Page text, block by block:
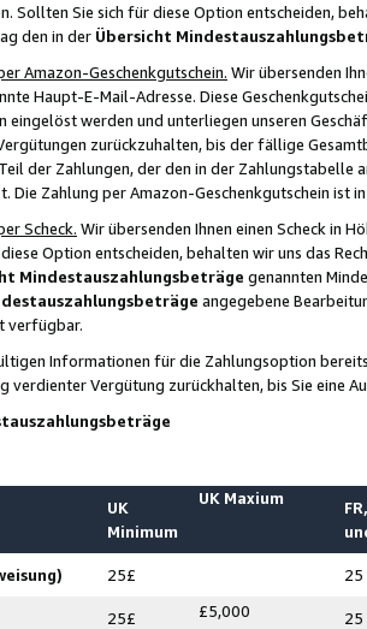
Sollten Sie sich für diese Option entscheiden,
den in der Übersicht
Amazon-Geschenkgutschein. Wir übersenden
Haupt-E-Mail-Adresse. Diese
eingelöst werden und unterliegen unseren
zurückzuhalten, bis der fällige
der Zahlungen, der den in der
Die Zahlung per Amazon-Geschenkgutschein ist
Scheck. Wir übersenden Ihnen einen Scheck in
Option entscheiden, behalten wir uns das
Mindestauszahlungsbeträge genannten
angegebene
verfügbar.
Informationen für die Zahlungsoption
verdienter Vergütung zurückhalten, bis Sie
UK
Minimum
UK Maxium
25£ 25
25£ £5,000 25